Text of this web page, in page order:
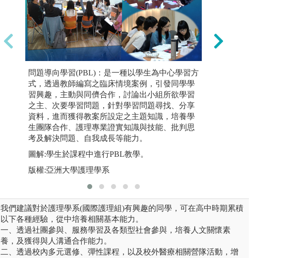
互動式、問題導向的翻轉學習：以學習者為中
心，透過團隊合作，彼此的互動互助及重視正向
的相互依賴，提供學生主動思考討論或小組練習
的機會，達成共同學習與思維的目標。
圖解:互動式、問題導向的翻轉學習示意圖
版權:護理系提供
問題導向學習(PBL)：是一種以學生為中心學習方
式，透過教師編寫之臨床情境案例，引發同學學
習興趣，主動與同儕合作，討論出小組所欲學習
之主、次要學習問題，針對學習問題尋找、分享
資料，進而獲得教案所設定之主題知識，培養學
生團隊合作、護理專業證實知識與技能、批判思
考及解決問題、自我成長等能力。
圖解:學生於課程中進行PBL教學。
版權:亞洲大學護理學系
我們建議對於護理學系(國際護理組)有興趣的同學，可在高中時期累積
以下各種經驗，從中培養相關基本能力。
一、透過社團參與、服務學習及各類型社會參與，培養人文關懷素
養，及獲得與人溝通合作能力。
二、透過校內多元選修、彈性課程，以及校外醫療相關營隊活動，增